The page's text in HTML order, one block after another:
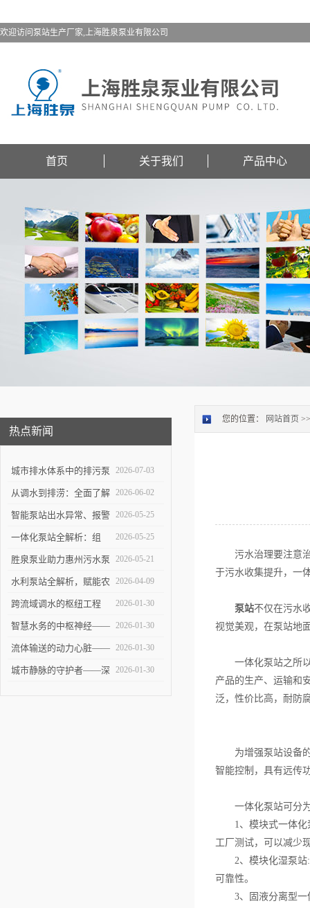
欢迎访问泵站生产厂家,上海胜泉泵业有限公司
首页 关于我们 产品中心
热点新闻
城市排水体系中的排污泵
站：功能定位与维护策略
2026-07-03
从调水到排涝：全面了解
大型泵站的功能与构造
2026-06-02
智能泵站出水异常、报警
频发怎么办？
2026-05-25
一体化泵站全解析：组
成、优势与应用实操指南
2026-05-25
胜泉泵业助力惠州污水泵
站项目落地
2026-05-21
水利泵站全解析，赋能农
田灌溉与防洪排涝
2026-04-09
跨流域调水的枢纽工程
——大型泵站的建设与技
术挑战
2026-01-30
智慧水务的中枢神经——
智能泵站技术革新与未来
展望
2026-01-30
流体输送的动力心脏——
全面剖析提升泵站的设计
2026-01-30
城市静脉的守护者——深 2026-01-30
您的位置： 网站首页
污水治理要注意治
于污水收集提升，一
泵站不仅在污水
视觉美观，在泵站地
一体化泵站之所以
产品的生产、运输和
泛，性价比高，耐防
为增强泵站设备的
智能控制，具有远传
一体化泵站可分为
1、模块式一体化泵
工厂测试，可以减少
2、模块化湿泵站:
可靠性。
3、固液分离型一体